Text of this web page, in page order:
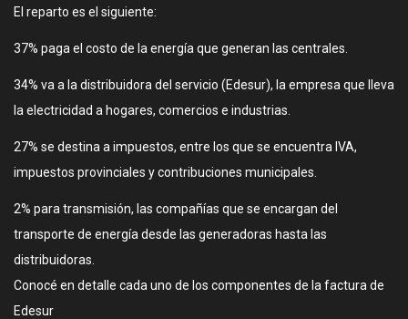
El reparto es el siguiente:
37% paga el costo de la energía que generan las centrales.
34% va a la distribuidora del servicio (Edesur), la empresa que lleva
la electricidad a hogares, comercios e industrias.
27% se destina a impuestos, entre los que se encuentra IVA,
impuestos provinciales y contribuciones municipales.
2% para transmisión, las compañías que se encargan del
transporte de energía desde las generadoras hasta las
distribuidoras.
Conocé en detalle cada uno de los componentes de la factura de
Edesur